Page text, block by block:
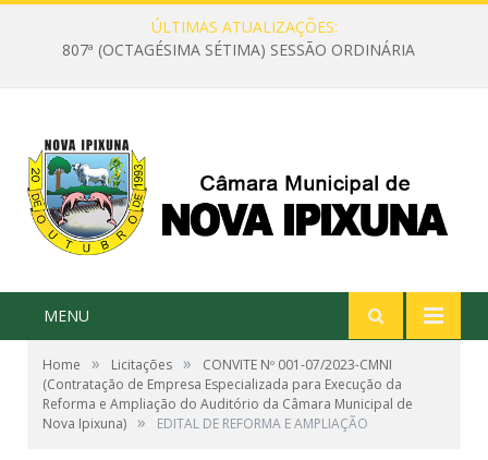
ÚLTIMAS ATUALIZAÇÕES:
807ª (OCTAGÉSIMA SÉTIMA) SESSÃO ORDINÁRIA
MENU
Home » Licitações »
CONVITE Nº 001-07/2023-CMNI
(Contratação de Empresa Especializada para Execução da
Reforma e Ampliação do Auditório da Câmara Municipal de
Nova Ipixuna) » EDITAL DE REFORMA E AMPLIAÇÃO